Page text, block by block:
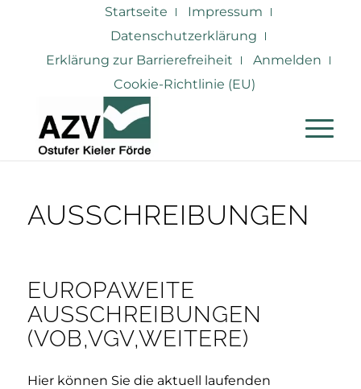
Startseite
Impressum
Datenschutzerklärung
Erklärung zur Barrierefreiheit
Anmelden
Cookie-Richtlinie (EU)
AUSSCHREIBUNGEN
EUROPAWEITE
AUSSCHREIBUNGEN
(VOB,VGV,WEITERE)
Hier können Sie die aktuell laufenden